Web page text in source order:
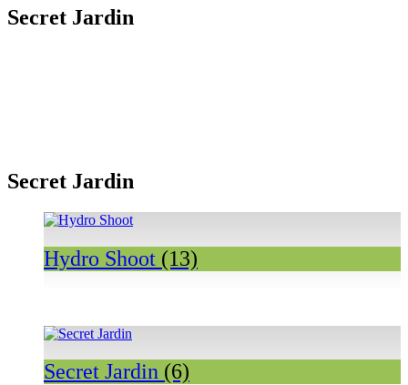
Secret Jardin
Secret Jardin
Hydro Shoot (13)
Secret Jardin (6)